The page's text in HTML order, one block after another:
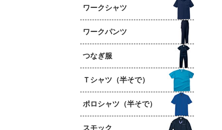
ワークシャツ
ワークパンツ
つなぎ服
Ｔシャツ（半そで）
ポロシャツ（半そで）
スモック